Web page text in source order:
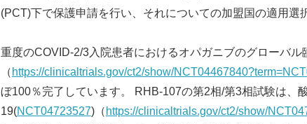
(PCT)下で保護申請を行い、それについての加盟国の適用選
重度のCOVID-2/3入院患者におけるオパガニブのグローバル
（ https://clinicaltrials.gov/ct2/show/
ぼ100％完了しています。 RHB-107の第2相/第3相試験は、
19(NCT04723527)（ https://clinicaltrials.gov/ct2/show/